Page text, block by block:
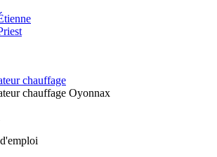
chauffage
chauffage Oyonnax